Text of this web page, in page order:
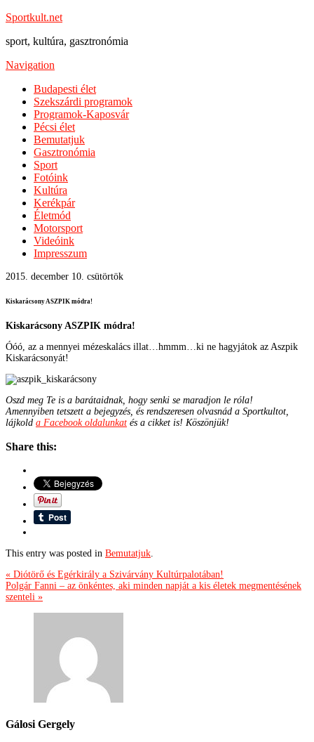
Sportkult.net
sport, kultúra, gasztronómia
Navigation
Budapesti élet
Szekszárdi programok
Programok-Kaposvár
Pécsi élet
Bemutatjuk
Gasztronómia
Sport
Fotóink
Kultúra
Kerékpár
Életmód
Motorsport
Videóink
Impresszum
2015. december 10. csütörtök
Kiskarácsony ASZPIK módra!
Kiskarácsony ASZPIK módra!
Óóó, az a mennyei mézeskalács illat…hmmm…ki ne hagyjátok az Aszpik
Kiskarácsonyát!
Oszd meg Te is a barátaidnak, hogy senki se maradjon le róla!
Amennyiben tetszett a bejegyzés, és rendszeresen olvasnád a Sportkultot,
lájkold a Facebook oldalunkat és a cikket is! Köszönjük!
Share this:
This entry was posted in Bemutatjuk.
« Diótörő és Egérkirály a Szivárvány Kultúrpalotában!
Polgár Fanni – az önkéntes, aki minden napját a kis életek megmentésének
szenteli »
Gálosi Gergely